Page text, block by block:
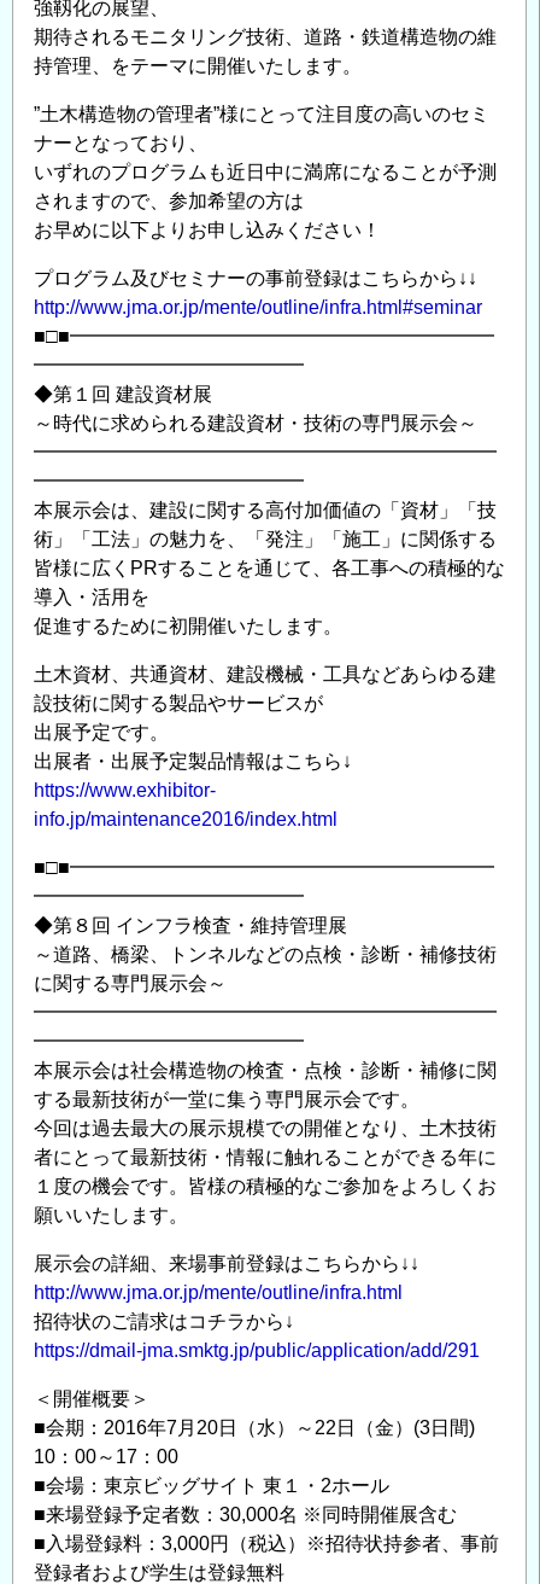
強靱化の展望、
期待されるモニタリング技術、道路・鉄道構造物の維
持管理、をテーマに開催いたします。
”土木構造物の管理者”様にとって注目度の高いのセミ
ナーとなっており、
いずれのプログラムも近日中に満席になることが予測
されますので、参加希望の方は
お早めに以下よりお申し込みください！
プログラム及びセミナーの事前登録はこちらから↓↓
http://www.jma.or.jp/mente/outline/infra.html#seminar
■□■━━━━━━━━━━━━━━━━━━━━━━
━━━━━━━━━━━━━━
◆第１回 建設資材展
～時代に求められる建設資材・技術の専門展示会～
━━━━━━━━━━━━━━━━━━━━━━━━
━━━━━━━━━━━━━━
本展示会は、建設に関する高付加価値の「資材」「技
術」「工法」の魅力を、「発注」「施工」に関係する
皆様に広くPRすることを通じて、各工事への積極的な
導入・活用を
促進するために初開催いたします。
土木資材、共通資材、建設機械・工具などあらゆる建
設技術に関する製品やサービスが
出展予定です。
出展者・出展予定製品情報はこちら↓
https://www.exhibitor-
info.jp/maintenance2016/index.html
■□■━━━━━━━━━━━━━━━━━━━━━━
━━━━━━━━━━━━━━
◆第８回 インフラ検査・維持管理展
～道路、橋梁、トンネルなどの点検・診断・補修技術
に関する専門展示会～
━━━━━━━━━━━━━━━━━━━━━━━━
━━━━━━━━━━━━━━
本展示会は社会構造物の検査・点検・診断・補修に関
する最新技術が一堂に集う専門展示会です。
今回は過去最大の展示規模での開催となり、土木技術
者にとって最新技術・情報に触れることができる年に
１度の機会です。皆様の積極的なご参加をよろしくお
願いいたします。
展示会の詳細、来場事前登録はこちらから↓↓
http://www.jma.or.jp/mente/outline/infra.html
招待状のご請求はコチラから↓
https://dmail-jma.smktg.jp/public/application/add/291
＜開催概要＞
■会期：2016年7月20日（水）～22日（金）(3日間)
10：00～17：00
■会場：東京ビッグサイト 東１・2ホール
■来場登録予定者数：30,000名 ※同時開催展含む
■入場登録料：3,000円（税込）※招待状持参者、事前
登録者および学生は登録無料